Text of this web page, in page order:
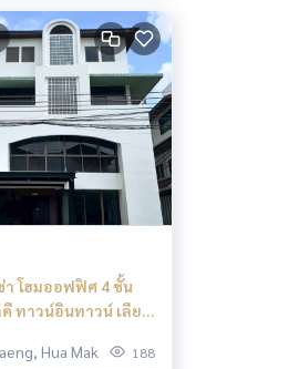
า โฮมออฟฟิศ 4 ชั้น
ทาวน์อินทาวน์ เลียบ
Hua Mak
188